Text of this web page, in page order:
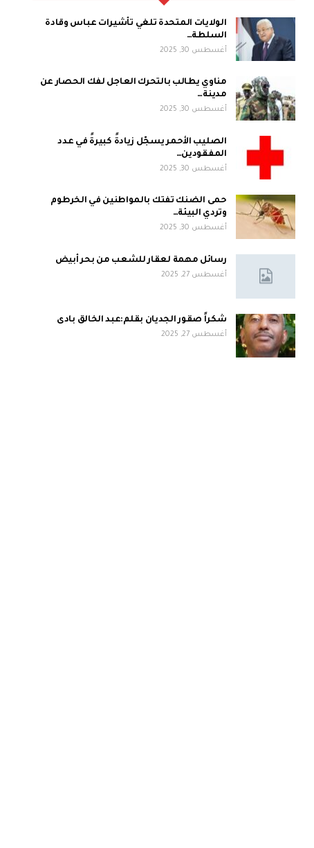
الولايات المتحدة تلغي تأشيرات عباس وقادة
السلطة…
أغسطس 30, 2025
مناوي يطالب بالتحرك العاجل لفك الحصار عن
مدينة…
أغسطس 30, 2025
الصليب الأحمر يسجّل زيادةً كبيرةً في عدد
المفقودين…
أغسطس 30, 2025
حمى الضنك تفتك بالمواطنين في الخرطوم
وتردي البيئة…
أغسطس 30, 2025
رسائل مهمة لعقار للشعب من بحر أبيض
أغسطس 27, 2025
شكراً صقور الجديان بقلم:عبد الخالق بادى
أغسطس 27, 2025